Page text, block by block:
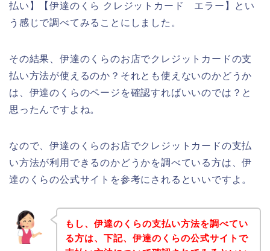
払い】【伊達のくら クレジットカード エラー】とい
う感じで調べてみることにしました。
その結果、伊達のくらのお店でクレジットカードの支
払い方法が使えるのか？それとも使えないのかどうか
は、伊達のくらのページを確認すればいいのでは？と
思ったんですよね。
なので、伊達のくらのお店でクレジットカードの支払
い方法が利用できるのかどうかを調べている方は、伊
達のくらの公式サイトを参考にされるといいですよ。
もし、伊達のくらの支払い方法を調べてい
る方は、下記、伊達のくらの公式サイトで